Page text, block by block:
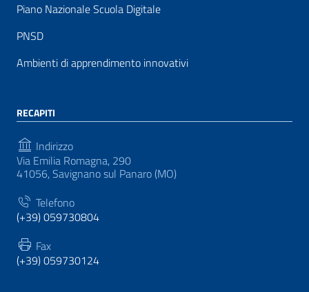
Piano Nazionale Scuola Digitale
PNSD
Ambienti di apprendimento innovativi
RECAPITI
Indirizzo
Via Emilia Romagna, 290
41056, Savignano sul Panaro (MO)
Telefono
(+39) 059730804
Fax
(+39) 059730124